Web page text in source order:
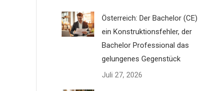
Österreich: Der Bachelor (CE)
ein Konstruktionsfehler, der
Bachelor Professional das
gelungenes Gegenstück
Juli 27, 2026